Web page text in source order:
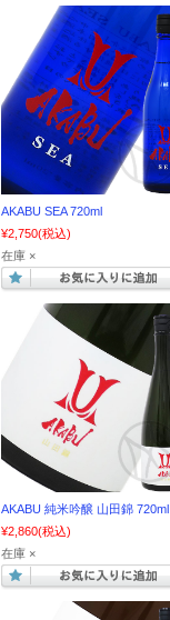
AKABU SEA 720ml
¥2,750(税込)
在庫 ×
AKABU 純米吟醸 山田錦 720ml
¥2,860(税込)
在庫 ×